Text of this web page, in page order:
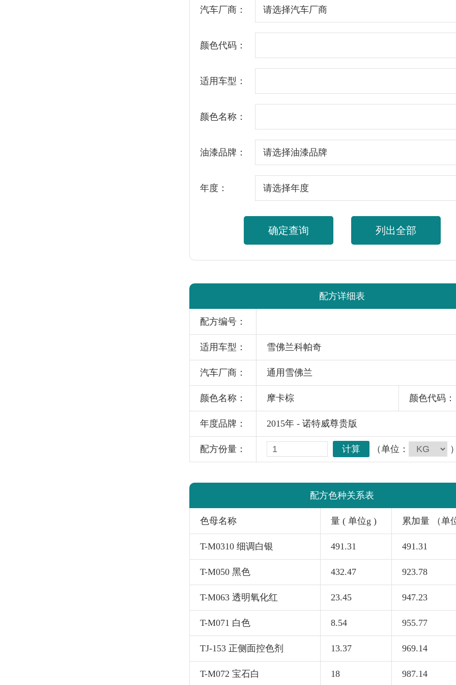
汽车厂商：
颜色代码：
适用车型：
颜色名称：
油漆品牌：
年度：
确定查询 列出全部
配方详细表
配方编号：
适用车型： 雪佛兰科帕奇
汽车厂商： 通用雪佛兰
颜色名称： 摩卡棕 颜色代码：
年度品牌： 2015年 - 诺特威尊贵版
配方份量： 计算 （单位：
配方色种关系表
色母名称 量 ( 单位g ) 累加量 （单
T-M0310 细调白银 491.31 491.31
T-M050 黑色 432.47 923.78
T-M063 透明氧化红 23.45 947.23
T-M071 白色 8.54 955.77
TJ-153 正侧面控色剂 13.37 969.14
T-M072 宝石白 18 987.14